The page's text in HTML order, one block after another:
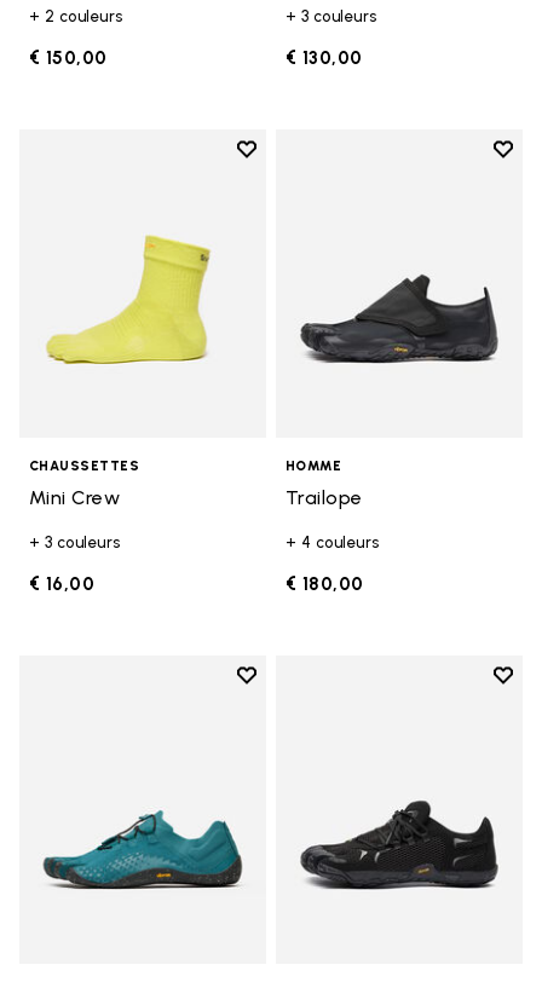
+ 2 couleurs
€ 150,00
+ 3 couleurs
€ 130,00
Add to wishlist
CHAUSSETTES
Mini Crew
+ 3 couleurs
€ 16,00
Add
HOMME
Trailope
+ 4 couleurs
€ 180,00
Add to wishlist
Add